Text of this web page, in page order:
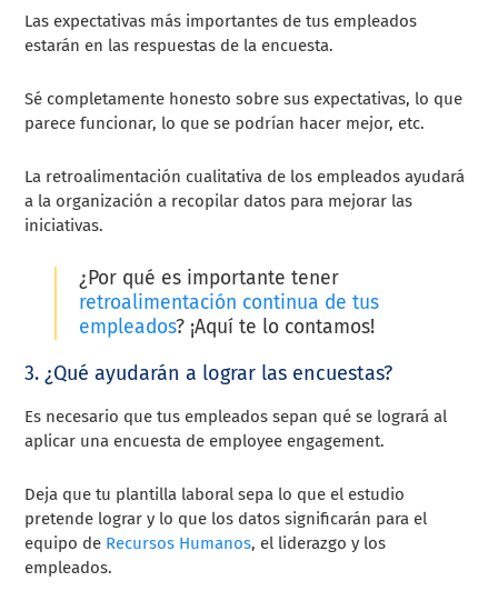
Las expectativas más importantes de tus empleados
estarán en las respuestas de la encuesta.
Sé completamente honesto sobre sus expectativas, lo que
parece funcionar, lo que se podrían hacer mejor, etc.
La retroalimentación cualitativa de los empleados ayudará
a la organización a recopilar datos para mejorar las
iniciativas.
¿Por qué es importante tener
retroalimentación continua de tus
empleados? ¡Aquí te lo contamos!
3. ¿Qué ayudarán a lograr las encuestas?
Es necesario que tus empleados sepan qué se logrará al
aplicar una encuesta de employee engagement.
Deja que tu plantilla laboral sepa lo que el estudio
pretende lograr y lo que los datos significarán para el
equipo de Recursos Humanos, el liderazgo y los
empleados.